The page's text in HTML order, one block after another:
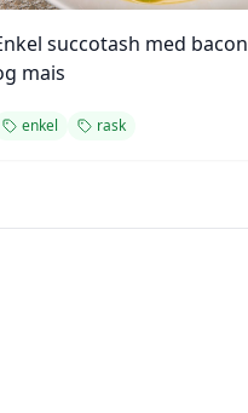
succotash med bacon
mais
enkel rask